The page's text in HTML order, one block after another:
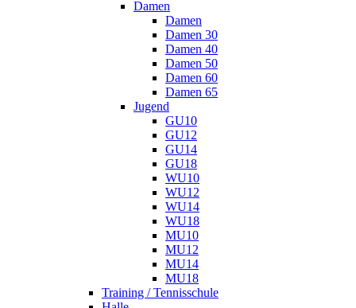
Damen
Damen
Damen 30
Damen 40
Damen 50
Damen 60
Damen 65
Jugend
GU10
GU12
GU14
GU18
WU10
WU12
WU14
WU18
MU10
MU12
MU14
MU18
Training / Tennisschule